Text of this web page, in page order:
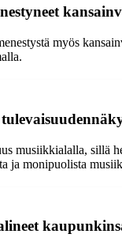
myös
musiikkialalla, sillä
ja monipuolista